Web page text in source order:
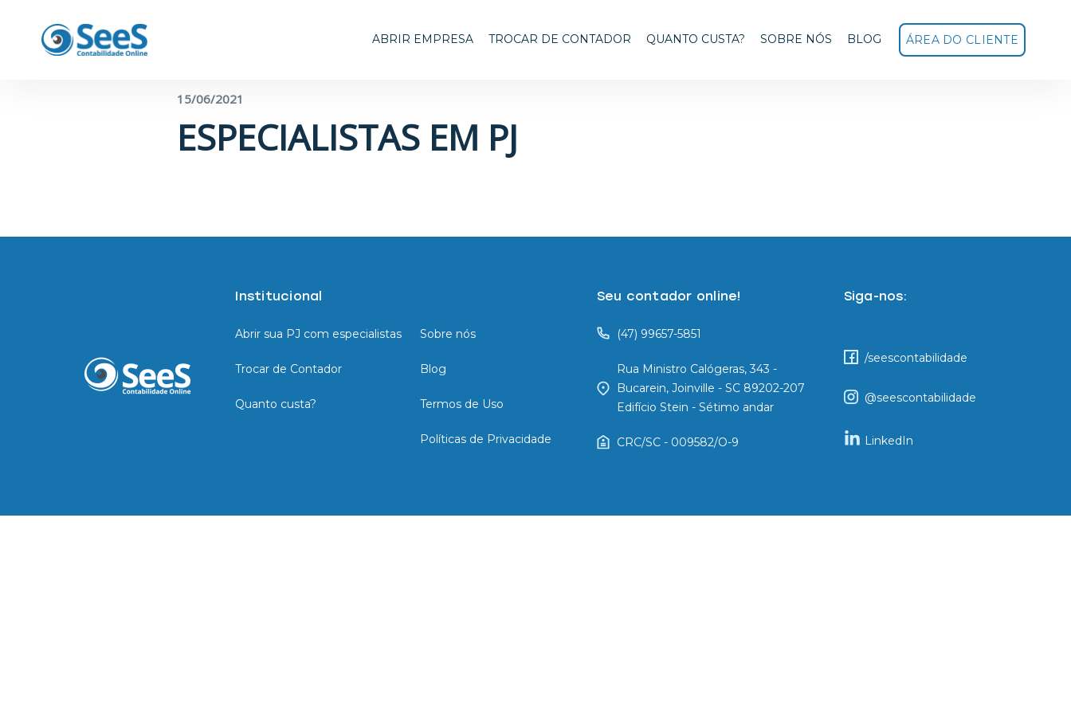
ABRIR EMPRESA TROCAR DE CONTADOR QUANTO CUSTA? SOBRE NÓS BLOG ÁREA DO CLIENTE
15/06/2021
ESPECIALISTAS EM PJ
Institucional
Abrir sua PJ com especialistas
Trocar de Contador
Quanto custa?
Sobre nós
Blog
Termos de Uso
Políticas de Privacidade
Seu contador online!
(47) 99657-5851
Rua Ministro Calógeras, 343 -
Bucarein, Joinville - SC 89202-207
Edifício Stein - Sétimo andar
CRC/SC - 009582/O-9
Siga-nos:
/seescontabilidade
@seescontabilidade
LinkedIn